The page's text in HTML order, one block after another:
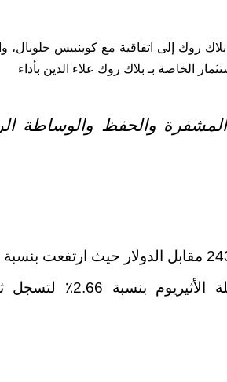
روك إلى اتفاقية مع كوينبيس
الخاصة بـ بلاك روك علاء الدين بأداء
والحفظ والوساطة
في نفس الوقت ارتفعت عملة